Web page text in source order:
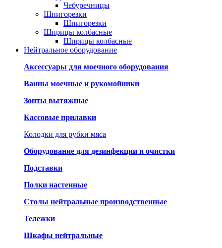
Чебуречницы
Шпигорезки
Шпигорезки
Шприцы колбасные
Шприцы колбасные
Нейтральное оборудование
Аксессуары для моечного оборудования
Ванны моечные и рукомойники
Зонты вытяжные
Кассовые прилавки
Колодки для рубки мяса
Оборудование для дезинфекции и очистки
Подставки
Полки настенные
Столы нейтральные производственные
Тележки
Шкафы нейтральные